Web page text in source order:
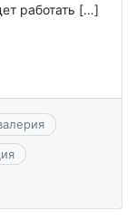
работать […]